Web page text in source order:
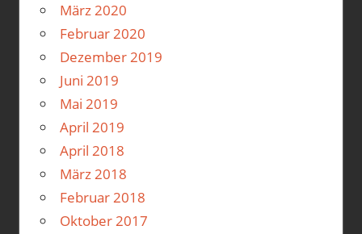
März 2020
Februar 2020
Dezember 2019
Juni 2019
Mai 2019
April 2019
April 2018
März 2018
Februar 2018
Oktober 2017